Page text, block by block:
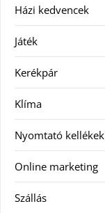
Házi kedvencek
Játék
Kerékpár
Klíma
Nyomtató kellékek
Online marketing
Szállás